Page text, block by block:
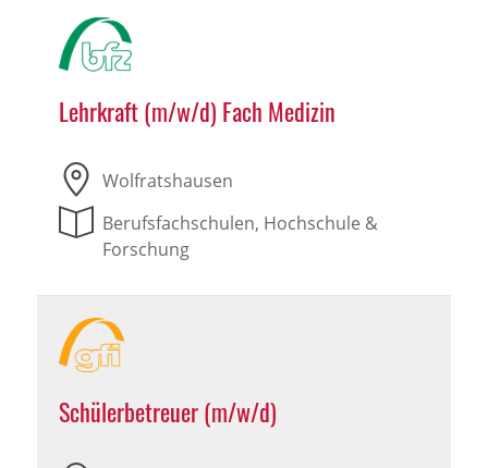
Lehrkraft (m/w/d) Fach Medizin
Wolfratshausen
Berufsfachschulen, Hochschule &
Forschung
Schülerbetreuer (m/w/d)